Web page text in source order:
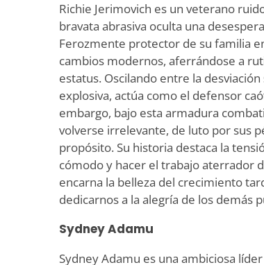
Richie Jerimovich es un veterano
bravata abrasiva oculta una
Ferozmente protector de su familia
cambios modernos, aferrándose a
estatus. Oscilando entre la
explosiva, actúa como el defensor
embargo, bajo esta armadura
volverse irrelevante, de luto por sus
propósito. Su historia destaca la
cómodo y hacer el trabajo aterrador
encarna la belleza del crecimiento
dedicarnos a la alegría de los demás
Sydney Adamu
Sydney Adamu es una ambiciosa